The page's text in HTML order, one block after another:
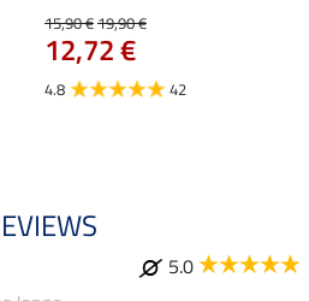
15,90 €19,90 €
12,72 €
4.8 42
5.0